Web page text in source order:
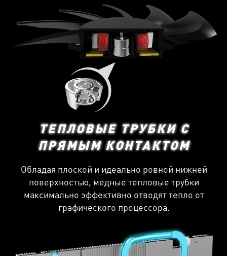
ТЕПЛОВЫЕ ТРУБКИ С
ПРЯМЫМ КОНТАКТОМ
Обладая плоской и идеально ровной нижней
поверхностью, медные тепловые трубки
максимально эффективно отводят тепло от
графического процессора.